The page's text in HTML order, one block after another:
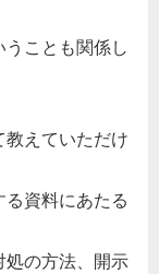
ことも関係し
えていただけ
る資料にあたる
処の方法、開示